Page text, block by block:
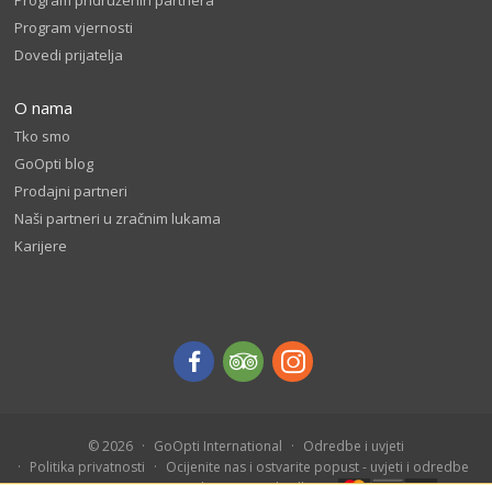
Program vjernosti
Dovedi prijatelja
O nama
Tko smo
GoOpti blog
Prodajni partneri
Naši partneri u zračnim lukama
Karijere
© 2026 GoOpti International
Odredbe i uvjeti
Politika privatnosti
Ocijenite nas i ostvarite popust - uvjeti i odredbe